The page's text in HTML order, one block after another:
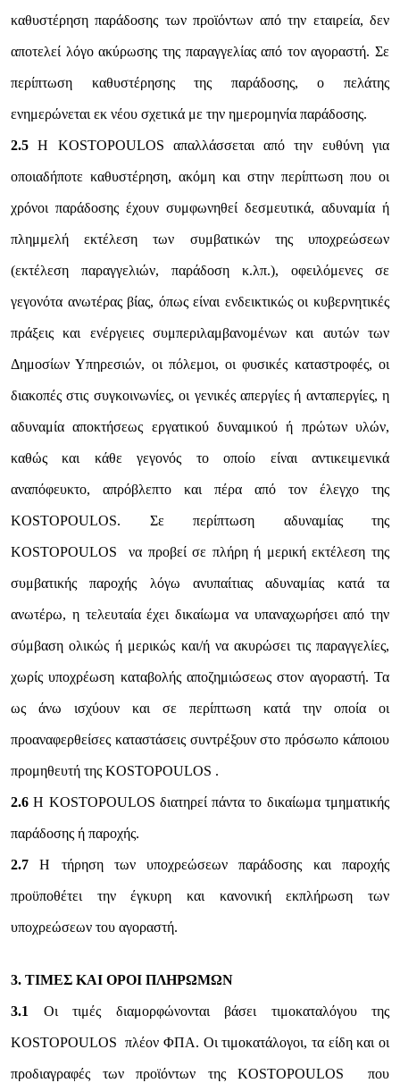
καθυστέρηση παράδοσης των προϊόντων από την εταιρεία, δεν
αποτελεί λόγο ακύρωσης της παραγγελίας από τον αγοραστή. Σε
περίπτωση καθυστέρησης της παράδοσης, ο πελάτης
ενημερώνεται εκ νέου σχετικά με την ημερομηνία παράδοσης.
2.5 Η KOSTOPOULOS απαλλάσσεται από την ευθύνη για
οποιαδήποτε καθυστέρηση, ακόμη και στην περίπτωση που οι
χρόνοι παράδοσης έχουν συμφωνηθεί δεσμευτικά, αδυναμία ή
πλημμελή εκτέλεση των συμβατικών της υποχρεώσεων
(εκτέλεση παραγγελιών, παράδοση κ.λπ.), οφειλόμενες σε
γεγονότα ανωτέρας βίας, όπως είναι ενδεικτικώς οι κυβερνητικές
πράξεις και ενέργειες συμπεριλαμβανομένων και αυτών των
Δημοσίων Υπηρεσιών, οι πόλεμοι, οι φυσικές καταστροφές, οι
διακοπές στις συγκοινωνίες, οι γενικές απεργίες ή ανταπεργίες, η
αδυναμία αποκτήσεως εργατικού δυναμικού ή πρώτων υλών,
καθώς και κάθε γεγονός το οποίο είναι αντικειμενικά
αναπόφευκτο, απρόβλεπτο και πέρα από τον έλεγχο της
KOSTOPOULOS. Σε περίπτωση αδυναμίας της
KOSTOPOULOS να προβεί σε πλήρη ή μερική εκτέλεση της
συμβατικής παροχής λόγω ανυπαίτιας αδυναμίας κατά τα
ανωτέρω, η τελευταία έχει δικαίωμα να υπαναχωρήσει από την
σύμβαση ολικώς ή μερικώς και/ή να ακυρώσει τις παραγγελίες,
χωρίς υποχρέωση καταβολής αποζημιώσεως στον αγοραστή. Τα
ως άνω ισχύουν και σε περίπτωση κατά την οποία οι
προαναφερθείσες καταστάσεις συντρέξουν στο πρόσωπο κάποιου
προμηθευτή της KOSTOPOULOS .
2.6 Η KOSTOPOULOS διατηρεί πάντα το δικαίωμα τμηματικής
παράδοσης ή παροχής.
2.7 Η τήρηση των υποχρεώσεων παράδοσης και παροχής
προϋποθέτει την έγκυρη και κανονική εκπλήρωση των
υποχρεώσεων του αγοραστή.
3. ΤΙΜΕΣ ΚΑΙ ΟΡΟΙ ΠΛΗΡΩΜΩΝ
3.1 Οι τιμές διαμορφώνονται βάσει τιμοκαταλόγου της
KOSTOPOULOS πλέον ΦΠΑ. Οι τιμοκατάλογοι, τα είδη και οι
προδιαγραφές των προϊόντων της KOSTOPOULOS που